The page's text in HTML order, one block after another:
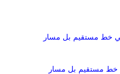
خط مستقيم بل مسار
مستقيم بل مسار